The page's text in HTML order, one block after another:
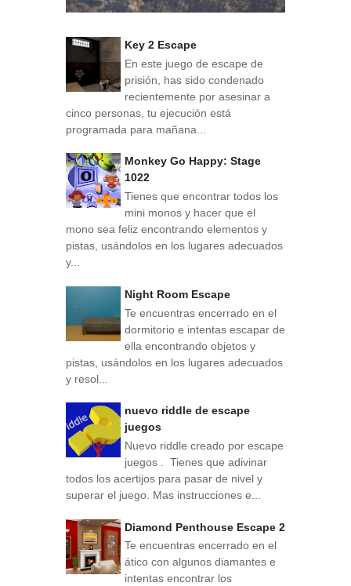
Key 2 Escape
En este juego de escape de
prisión, has sido condenado
recientemente por asesinar a
cinco personas, tu ejecución está
programada para mañana...
Monkey Go Happy: Stage
1022
Tienes que encontrar todos los
mini monos y hacer que el
mono sea feliz encontrando elementos y
pistas, usándolos en los lugares adecuados
y...
Night Room Escape
Te encuentras encerrado en el
dormitorio e intentas escapar de
ella encontrando objetos y
pistas, usándolos en los lugares adecuados
y resol...
nuevo riddle de escape
juegos
Nuevo riddle creado por escape
juegos . Tienes que adivinar
todos los acertijos para pasar de nivel y
superar el juego. Mas instrucciones e...
Diamond Penthouse Escape 2
Te encuentras encerrado en el
ático con algunos diamantes e
intentas encontrar los